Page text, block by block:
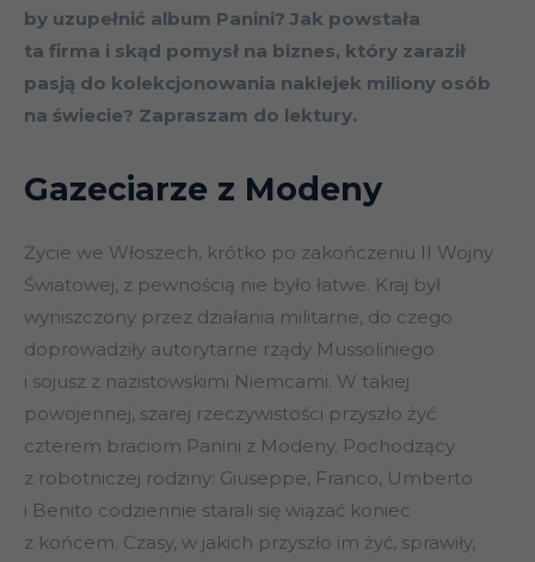
by uzupełnić album Panini? Jak powstała
ta firma i skąd pomysł na biznes, który zaraził
pasją do kolekcjonowania naklejek miliony osób
na świecie? Zapraszam do lektury.
Gazeciarze z Modeny
Życie we Włoszech, krótko po zakończeniu II Wojny
Światowej, z pewnością nie było łatwe. Kraj był
wyniszczony przez działania militarne, do czego
doprowadziły autorytarne rządy Mussoliniego
i sojusz z nazistowskimi Niemcami. W takiej
powojennej, szarej rzeczywistości przyszło żyć
czterem braciom Panini z Modeny. Pochodzący
z robotniczej rodziny: Giuseppe, Franco, Umberto
i Benito codziennie starali się wiązać koniec
z końcem. Czasy, w jakich przyszło im żyć, sprawiły,